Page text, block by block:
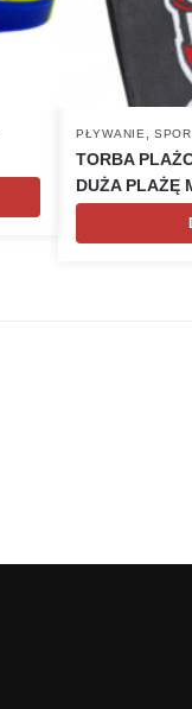
PŁYWANIE ,
TORBA
DUŻA PLAŻĘ